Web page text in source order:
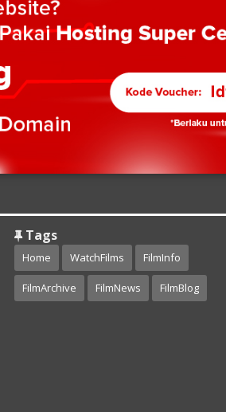
Tags
Home WatchFilms FilmInfo
FilmArchive FilmNews FilmBlog